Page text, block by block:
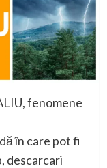
fenomene
în care pot fi
descarcari